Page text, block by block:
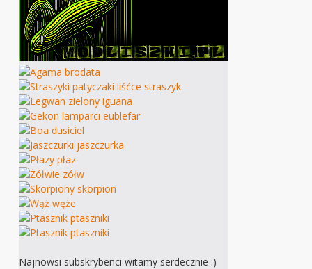
Najnowsi subskrybenci witamy serdecznie :)